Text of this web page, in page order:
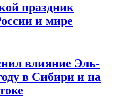
праздник
и мире
влияние Эль-
в Сибири и на